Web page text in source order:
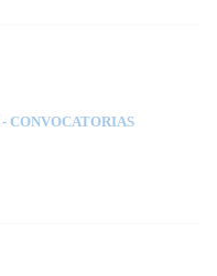
- CONVOCATORIAS